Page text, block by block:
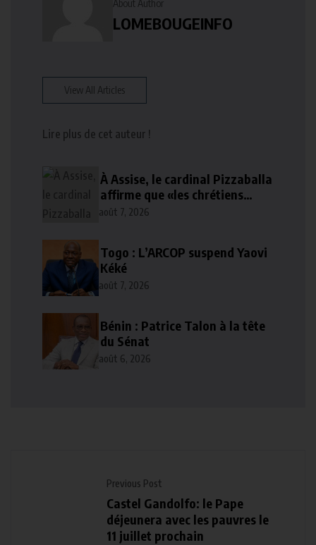
About Author
LOMEBOUGEINFO
View All Articles
Lire plus de cet auteur !
À Assise, le cardinal Pizzaballa
affirme que «les chrétiens
veulent la paix»
août 7, 2026
Togo : L’ARCOP suspend Yaovi
Kéké
août 7, 2026
Bénin : Patrice Talon à la tête
du Sénat
août 6, 2026
Previous Post
Castel Gandolfo: le Pape
déjeunera avec les pauvres le
11 juillet prochain